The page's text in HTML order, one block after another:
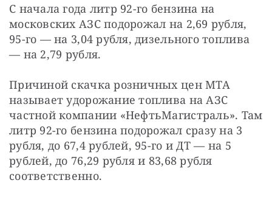
С начала года литр 92-го бензина на
московских АЗС подорожал на 2,69 рубля,
95-го — на 3,04 рубля, дизельного топлива
— на 2,79 рубля.
Причиной скачка розничных цен МТА
называет удорожание топлива на АЗС
частной компании «НефтьМагистраль». Там
литр 92-го бензина подорожал сразу на 3
рубля, до 67,4 рублей, 95-го и ДТ — на 5
рублей, до 76,29 рубля и 83,68 рубля
соответственно.